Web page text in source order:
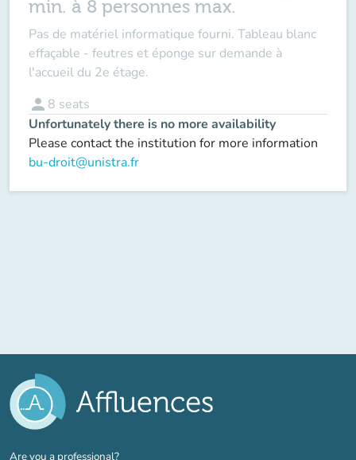
min. à 8 personnes max.
Pas de matériel informatique fourni. Tableau blanc
effaçable - feutres et éponge sur demande à
l'accueil du 2e étage.
person 8 seats
Unfortunately there is no more availability
Please contact the institution for more information
bu-droit@unistra.fr
Are you a professional?(new tab)